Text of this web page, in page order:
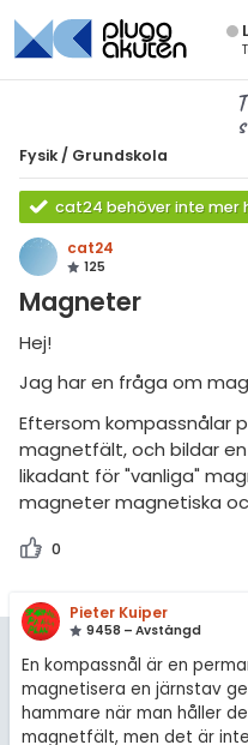
Fysik / Grundskola
cat24 behöver inte mer
cat24
125
Magneter
Hej!
Jag har en fråga om
Eftersom kompassnålar
magnetfält, och bildar
likadant för "vanliga"
magneter magnetiska
0
Pieter Kuiper
9458 – Avstängd
En kompassnål är en
magnetisera en järnstav
hammare när man håller
magnetfält, men det är
& Bygg
språk
ämnen
diskussioner